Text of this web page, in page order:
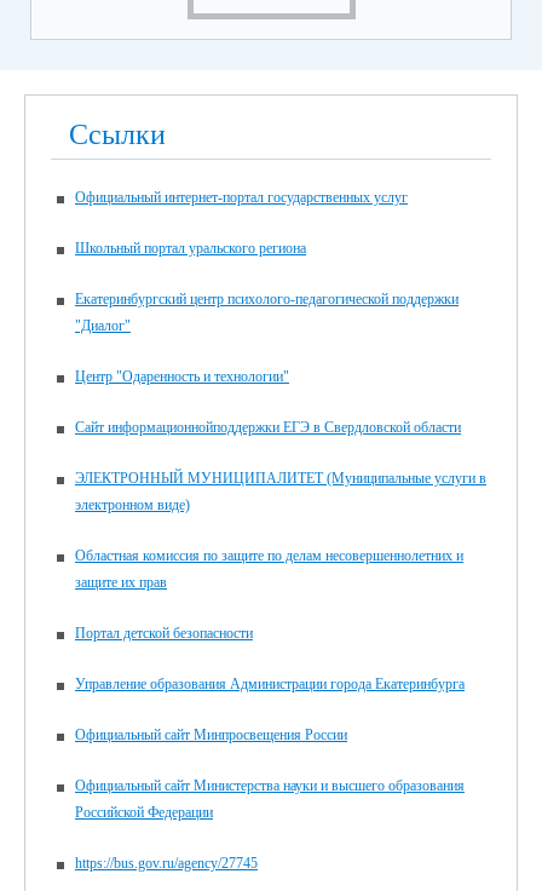
Ссылки
Официальный интернет-портал государственных услуг
Школьный портал уральского региона
Екатеринбургский центр психолого-педагогической поддержки
"Диалог"
Центр "Одаренность и технологии"
Сайт информационнойподдержки ЕГЭ в Свердловской области
ЭЛЕКТРОННЫЙ МУНИЦИПАЛИТЕТ (Муниципальные услуги в
электронном виде)
Областная комиссия по защите по делам несовершеннолетних и
защите их прав
Портал детской безопасности
Управление образования Администрации города Екатеринбурга
Официальный сайт Минпросвещения России
Официальный сайт Министерства науки и высшего образования
Российской Федерации
https://bus.gov.ru/agency/27745